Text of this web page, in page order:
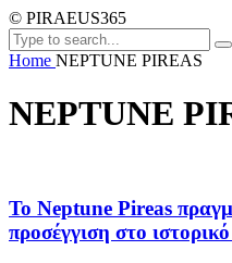
© PIRAEUS365
Home NEPTUNE PIREAS
NEPTUNE
Το Neptune Pireas
προσέγγιση στο